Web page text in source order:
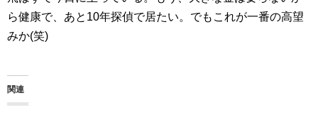
ら健康で、あと10年探偵で居たい。でもこれが一番の高望
みか(笑)
関連